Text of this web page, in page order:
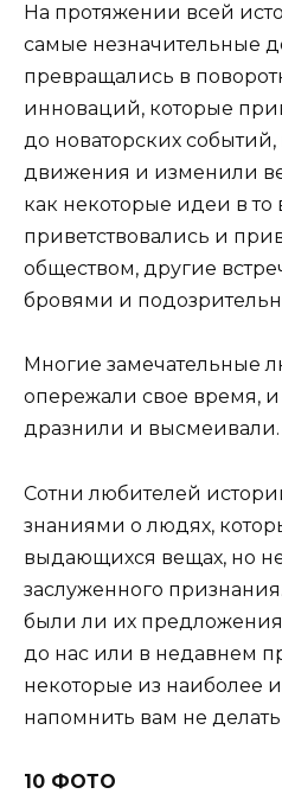
На протяжении всей
самые незначительные
превращались в
инноваций, которые
до новаторских
движения и изменили
как некоторые идеи в то
приветствовались и
обществом, другие
бровями и
Многие замечательные
опережали свое время, и
дразнили и высмеивали.
Сотни любителей
знаниями о людях,
выдающихся вещах, но
заслуженного
были ли их предложения
до нас или в недавнем
некоторые из наиболее
напомнить вам не
10 ФОТО